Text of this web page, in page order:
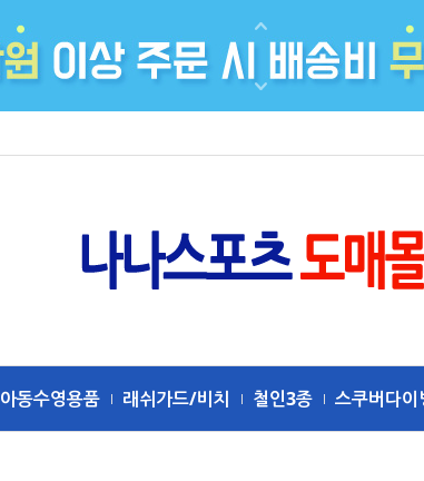
아동수영용품 래쉬가드/비치 철인3종 스쿠버다이